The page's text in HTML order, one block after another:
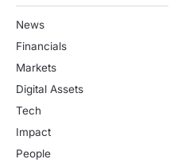
News
Financials
Markets
Digital Assets
Tech
Impact
People